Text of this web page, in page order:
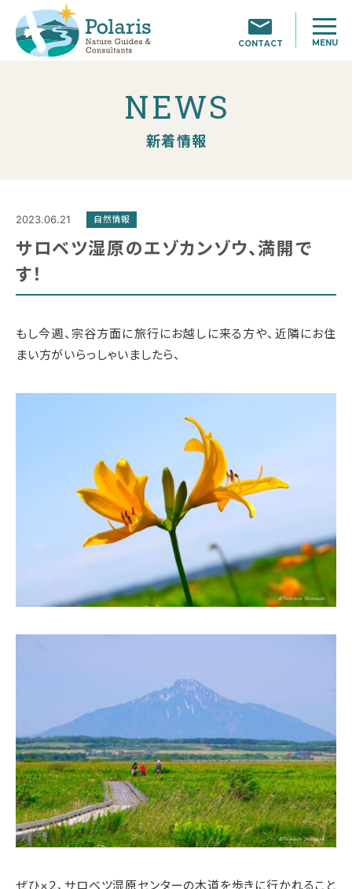
CONTACT MENU
NEWS
新着情報
2023.06.21 自然情報
サロベツ湿原のエゾカンゾウ、満開で
す！
もし今週、宗谷方面に旅行にお越しに来る方や、近隣にお住
まい方がいらっしゃいましたら、
ぜひ×２、サロベツ湿原センターの木道を歩きに行かれること